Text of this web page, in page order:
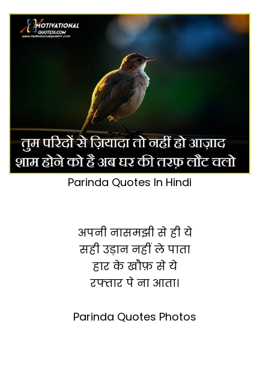
Parinda Quotes In Hindi
अपनी नासमझी से ही ये
सही उड़ान नहीं ले पाता
हार के खौफ़ से ये
रफ्तार पे ना आता।
Parinda Quotes Photos